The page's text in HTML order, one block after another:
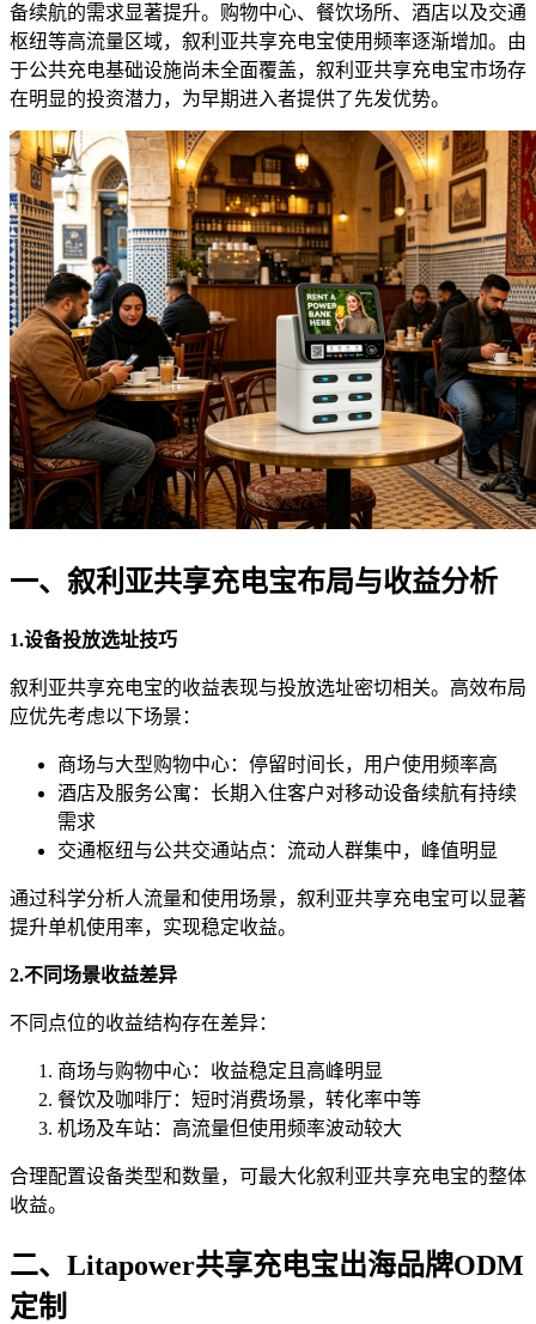
备续航的需求显著提升。购物中心、餐饮场所、酒店以及交通
枢纽等高流量区域，叙利亚共享充电宝使用频率逐渐增加。由
于公共充电基础设施尚未全面覆盖，叙利亚共享充电宝市场存
在明显的投资潜力，为早期进入者提供了先发优势。
一、叙利亚共享充电宝布局与收益分析
1.设备投放选址技巧
叙利亚共享充电宝的收益表现与投放选址密切相关。高效布局
应优先考虑以下场景：
商场与大型购物中心：停留时间长，用户使用频率高
酒店及服务公寓：长期入住客户对移动设备续航有持续
需求
交通枢纽与公共交通站点：流动人群集中，峰值明显
通过科学分析人流量和使用场景，叙利亚共享充电宝可以显著
提升单机使用率，实现稳定收益。
2.不同场景收益差异
不同点位的收益结构存在差异：
商场与购物中心：收益稳定且高峰明显
餐饮及咖啡厅：短时消费场景，转化率中等
机场及车站：高流量但使用频率波动较大
合理配置设备类型和数量，可最大化叙利亚共享充电宝的整体
收益。
二、Litapower共享充电宝出海品牌ODM
定制